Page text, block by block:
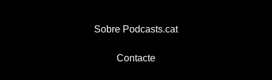
Sobre Podcasts.cat
Contacte